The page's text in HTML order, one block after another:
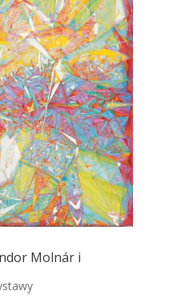
Molnár i